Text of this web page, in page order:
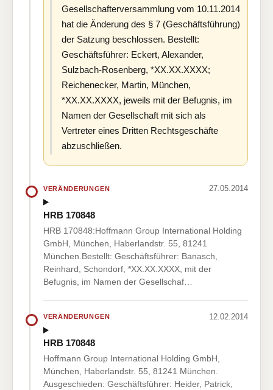
Gesellschafterversammlung vom 10.11.2014
hat die Änderung des § 7 (Geschäftsführung)
der Satzung beschlossen. Bestellt:
Geschäftsführer: Eckert, Alexander,
Sulzbach-Rosenberg, *XX.XX.XXXX;
Reichenecker, Martin, München,
*XX.XX.XXXX, jeweils mit der Befugnis, im
Namen der Gesellschaft mit sich als
Vertreter eines Dritten Rechtsgeschäfte
abzuschließen.
VERÄNDERUNGEN 27.05.2014
HRB 170848
HRB 170848:Hoffmann Group International Holding
GmbH, München, Haberlandstr. 55, 81241
München.Bestellt: Geschäftsführer: Banasch,
Reinhard, Schondorf, *XX.XX.XXXX, mit der
Befugnis, im Namen der Gesellschaf…
VERÄNDERUNGEN 12.02.2014
HRB 170848
Hoffmann Group International Holding GmbH,
München, Haberlandstr. 55, 81241 München.
Ausgeschieden: Geschäftsführer: Heider, Patrick,